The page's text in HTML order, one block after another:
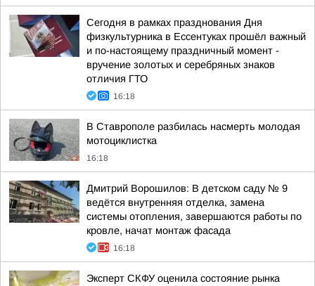
Сегодня в рамках празднования Дня
физкультурника в Ессентуках прошёл важный
и по-настоящему праздничный момент -
вручение золотых и серебряных знаков
отличия ГТО
16:18
В Ставрополе разбилась насмерть молодая
мотоциклистка
16:18
Дмитрий Ворошилов: В детском саду № 9
ведётся внутренняя отделка, замена
системы отопления, завершаются работы по
кровле, начат монтаж фасада
16:18
Эксперт СКФУ оценила состояние рынка